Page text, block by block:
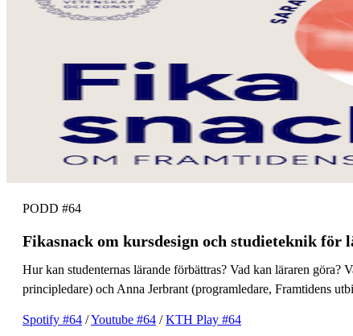
PODD #64
Fikasnack om kursdesign och studieteknik för
Hur kan studenternas lärande förbättras? Vad kan läraren
principledare) och Anna Jerbrant (programledare, Framtidens
Spotify #64 /Youtube #64 /KTH Play #64